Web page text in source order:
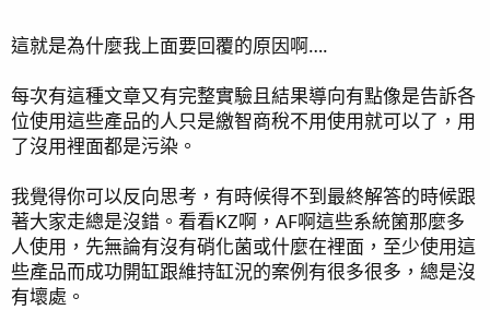
廠商展示產品測試結果
而非展示產品本身數據
這些原因使我不知該不該使用
版主說的產品我也有查到 只是也沒用過
加上問過商家一些問題
感覺好像也不是特別針對海缸開發
測試不夠全面
另外想問一下版主是否有實驗過或拿到台廠一些針對海缸用
菌的實驗數據嗎 例如些NBL 寶臻發 等等的
這就是為什麼我上面要回覆的原因啊….
每次有這種文章又有完整實驗且結果導向有點像是告訴各
位使用這些產品的人只是繳智商稅不用使用就可以了，用
了沒用裡面都是污染。
我覺得你可以反向思考，有時候得不到最終解答的時候跟
著大家走總是沒錯。看看KZ啊，AF啊這些系統箘那麼多
人使用，先無論有沒有硝化菌或什麼在裡面，至少使用這
些產品而成功開缸跟維持缸況的案例有很多很多，總是沒
有壞處。